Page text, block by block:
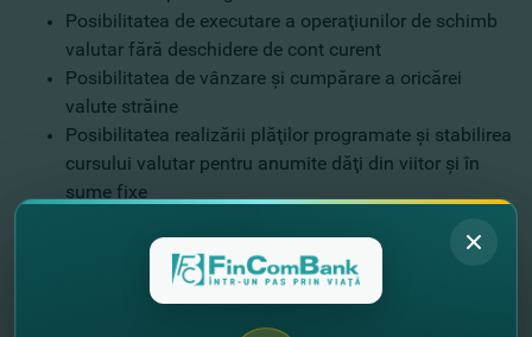
Posibilitatea de executare a operaţiunilor de schimb
valutar fără deschidere de cont curent
Posibilitatea de vânzare şi cumpărare a oricărei
valute străine
Posibilitatea realizării plăţilor programate şi stabilirea
cursului valutar pentru anumite dăţi din viitor şi în
sume fixe
Vă invităm să urmăriţi podcastului #CuAlteCuvinte,
pentru a afla despre dealing, tranzacţii valutare,
precum şi despre alte servicii pentru importatori şi